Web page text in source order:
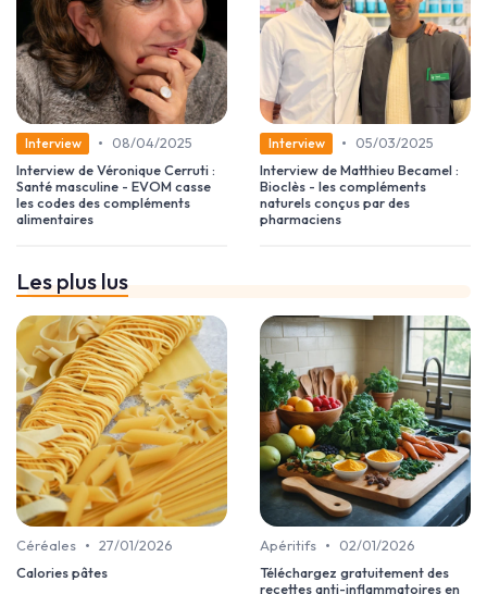
Interview •
08/04/2025
Interview de Véronique Cerruti :
Santé masculine - EVOM casse
les codes des compléments
alimentaires
Interview •
05/03/2025
Interview de Matthieu Becamel :
Bioclès - les compléments
naturels conçus par des
pharmaciens
Les plus lus
Céréales • 27/01/2026
Calories pâtes
Apéritifs •
02/01/2026
Téléchargez gratuitement des
recettes anti-inflammatoires en